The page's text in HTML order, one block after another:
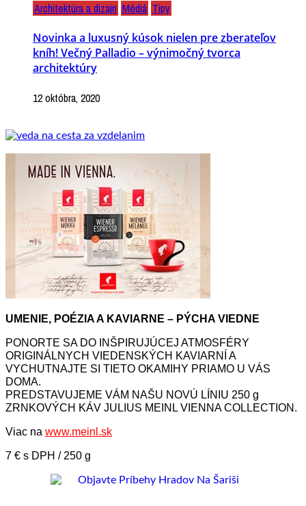
Architektúra a dizajn Médiá Tipy
Novinka a luxusný kúsok nielen pre zberateľov
kníh! Večný Palladio – výnimočný tvorca
architektúry
12 októbra, 2020
UMENIE, POÉZIA A KAVIARNE – PÝCHA VIEDNE
PONORTE SA DO INŠPIRUJÚCEJ ATMOSFÉRY
ORIGINÁLNYCH VIEDENSKÝCH KAVIARNÍ A
VYCHUTNAJTE SI TIETO OKAMIHY PRIAMO U VÁS
DOMA.
PREDSTAVUJEME VÁM NAŠU NOVÚ LÍNIU 250 g
ZRNKOVÝCH KÁV JULIUS MEINL VIENNA COLLECTION.
Viac na www.meinl.sk
7 € s DPH / 250 g